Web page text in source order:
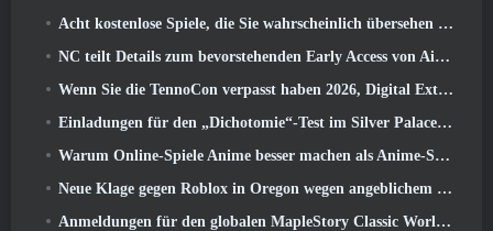
Acht kostenlose Spiele, die Sie wahrscheinlich übersehen haben und die Teil von Steams Train Fest sind
NC teilt Details zum bevorstehenden Early Access von Aion 2 mit
Wenn Sie die TennoCon verpasst haben 2026, Digital Extremes teilt alle Panels
Einladungen für den „Dichotomie“-Test im Silver Palace gehen raus
Warum Online-Spiele Anime besser machen als Anime-Spiele
Neue Klage gegen Roblox in Oregon wegen angeblichem Kinderpflegevorfall eingereicht
Anmeldungen für den globalen MapleStory Classic World Second Closed Test